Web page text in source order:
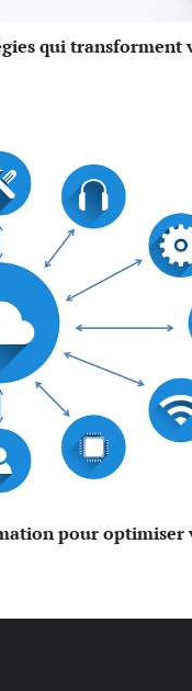
qui transforment
pour optimiser